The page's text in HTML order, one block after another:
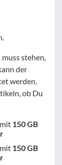
stehen,
der
werden.
ob Du
mit 150 GB
mit 150 GB